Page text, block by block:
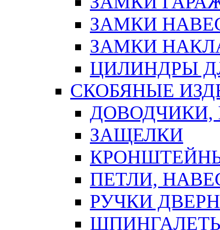
ЗАМКИ
ЗАМКИ
ЦИЛИНДРЫ
СКОБЯНЫЕ
ЗАЩЕЛКИ
ПЕТЛИ,
РУЧКИ